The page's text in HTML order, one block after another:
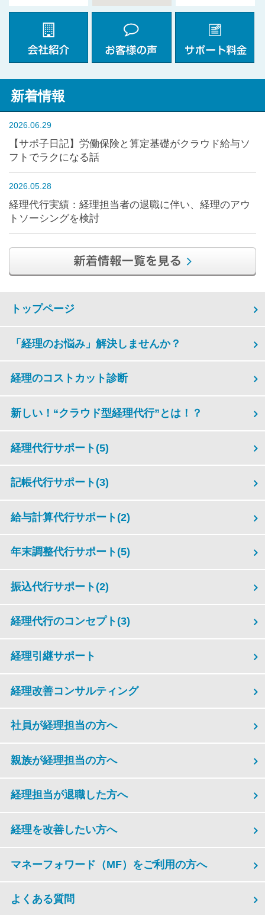
新着情報
2026.06.29
【サポ子日記】労働保険と算定基礎がクラウド給与ソ
フトでラクになる話
2026.05.28
経理代行実績：経理担当者の退職に伴い、経理のアウ
トソーシングを検討
トップページ
「経理のお悩み」解決しませんか？
経理のコストカット診断
新しい！“クラウド型経理代行”とは！？
経理代行サポート (5)
記帳代行サポート (3)
給与計算代行サポート (2)
年末調整代行サポート (5)
振込代行サポート (2)
経理代行のコンセプト (3)
経理引継サポート
経理改善コンサルティング
社員が経理担当の方へ
親族が経理担当の方へ
経理担当が退職した方へ
経理を改善したい方へ
マネーフォワード（MF）をご利用の方へ
よくある質問